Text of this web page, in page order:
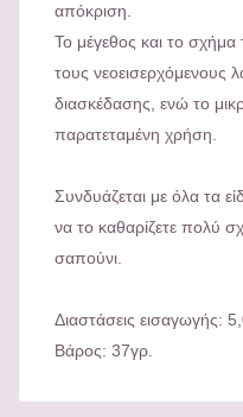
απόκριση.
Το μέγεθος και το σχήμα
τους νεοεισερχόμενους
διασκέδασης, ενώ το
παρατεταμένη χρήση.
Συνδυάζεται με όλα τα
να το καθαρίζετε πολύ
σαπούνι.
Διαστάσεις εισαγωγής:
Βάρος: 37γρ.